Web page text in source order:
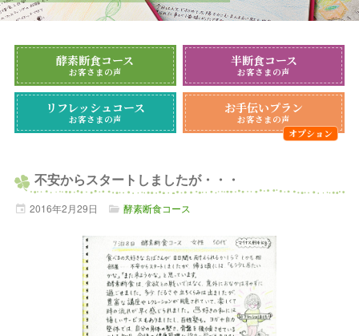
酵素断食コース
お客さまの声
半断食コース
お客さまの声
リフレッシュコース
お客さまの声
お手伝いプラン
お客さまの声
不安からスタートしましたが・・・
2016年2月29日 酵素断食コース